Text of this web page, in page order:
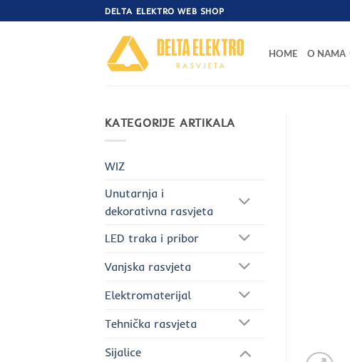
to
DELTA ELEKTRO WEB SHOP
HOME O NAMA
KATEGORIJE ARTIKALA
WIZ
Unutarnja i
dekorativna rasvjeta
LED traka i pribor
Vanjska rasvjeta
Elektromaterijal
Tehnička rasvjeta
Sijalice